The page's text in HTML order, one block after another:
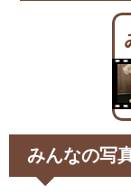
みんなの写